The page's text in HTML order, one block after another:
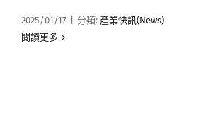
2025/01/17 分類: 產業快訊(News)
閱讀更多